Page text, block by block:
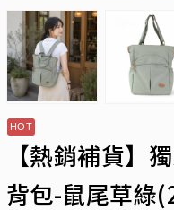
【熱銷補貨】
背包-鼠尾草綠